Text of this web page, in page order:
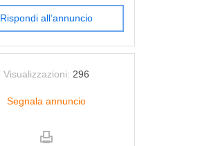
Rispondi all’annuncio
Visualizzazioni: 296
Segnala annuncio